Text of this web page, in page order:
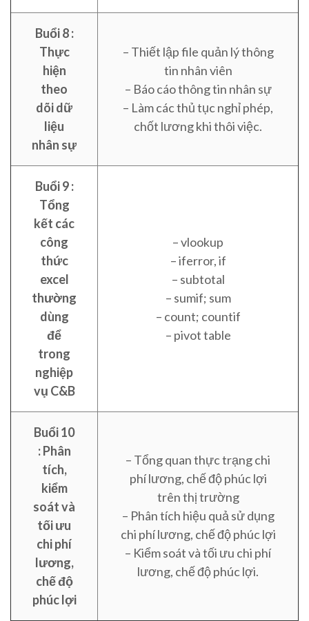
Buổi 8 :
Thực
hiện
theo
dõi dữ
liệu
nhân sự
– Thiết lập file quản lý thông
tin nhân viên
– Báo cáo thông tin nhân sự
– Làm các thủ tục nghỉ phép,
chốt lương khi thôi việc.
Buổi 9 :
Tổng
kết các
công
thức
excel
thường
dùng
để
trong
nghiệp
vụ C&B
– vlookup
– iferror, if
– subtotal
– sumif; sum
– count; countif
– pivot table
Buổi 10
: Phân
tích,
kiểm
soát và
tối ưu
chi phí
lương,
chế độ
phúc lợi
– Tổng quan thực trạng chi
phí lương, chế độ phúc lợi
trên thị trường
– Phân tích hiệu quả sử dụng
chi phí lương, chế độ phúc lợi
– Kiểm soát và tối ưu chi phí
lương, chế độ phúc lợi.